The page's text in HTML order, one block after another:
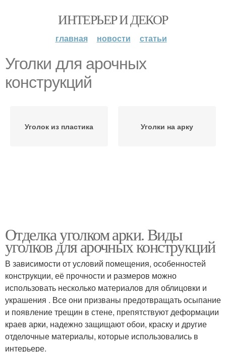
ИНТЕРЬЕР И ДЕКОР
главная новости статьи
Уголки для арочных
конструкций
Уголок из пластика Уголки на арку
Отделка уголком арки. Виды
уголков для арочных конструкций
В зависимости от условий помещения, особенностей
конструкции, её прочности и размеров можно
использовать несколько материалов для облицовки и
украшения . Все они призваны предотвращать осыпание
и появление трещин в стене, препятствуют деформации
краев арки, надежно защищают обои, краску и другие
отделочные материалы, которые использовались в
интерьере.